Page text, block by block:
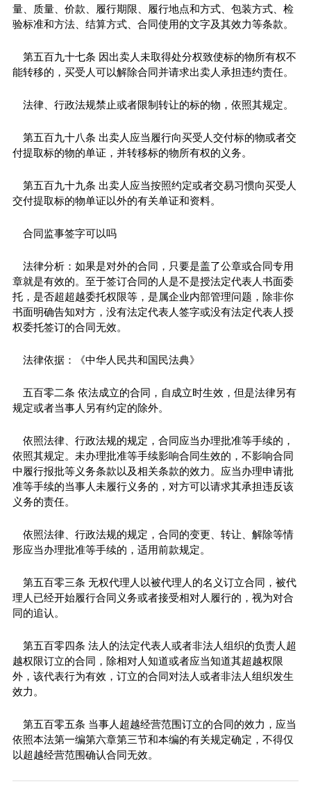
量、质量、价款、履行期限、履行地点和方式、包装方式、检
验标准和方法、结算方式、合同使用的文字及其效力等条款。
第五百九十七条 因出卖人未取得处分权致使标的物所有权不
能转移的，买受人可以解除合同并请求出卖人承担违约责任。
法律、行政法规禁止或者限制转让的标的物，依照其规定。
第五百九十八条 出卖人应当履行向买受人交付标的物或者交
付提取标的物的单证，并转移标的物所有权的义务。
第五百九十九条 出卖人应当按照约定或者交易习惯向买受人
交付提取标的物单证以外的有关单证和资料。
合同监事签字可以吗
法律分析：如果是对外的合同，只要是盖了公章或合同专用
章就是有效的。至于签订合同的人是不是授法定代表人书面委
托，是否超超越委托权限等，是属企业内部管理问题，除非你
书面明确告知对方，没有法定代表人签字或没有法定代表人授
权委托签订的合同无效。
法律依据：《中华人民共和国民法典》
五百零二条 依法成立的合同，自成立时生效，但是法律另有
规定或者当事人另有约定的除外。
依照法律、行政法规的规定，合同应当办理批准等手续的，
依照其规定。未办理批准等手续影响合同生效的，不影响合同
中履行报批等义务条款以及相关条款的效力。应当办理申请批
准等手续的当事人未履行义务的，对方可以请求其承担违反该
义务的责任。
依照法律、行政法规的规定，合同的变更、转让、解除等情
形应当办理批准等手续的，适用前款规定。
第五百零三条 无权代理人以被代理人的名义订立合同，被代
理人已经开始履行合同义务或者接受相对人履行的，视为对合
同的追认。
第五百零四条 法人的法定代表人或者非法人组织的负责人超
越权限订立的合同，除相对人知道或者应当知道其超越权限
外，该代表行为有效，订立的合同对法人或者非法人组织发生
效力。
第五百零五条 当事人超越经营范围订立的合同的效力，应当
依照本法第一编第六章第三节和本编的有关规定确定，不得仅
以超越经营范围确认合同无效。